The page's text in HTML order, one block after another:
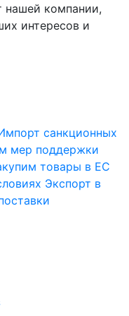
нашей компании,
интересов и
санкционных
мер поддержки
товары в ЕС
Экспорт в